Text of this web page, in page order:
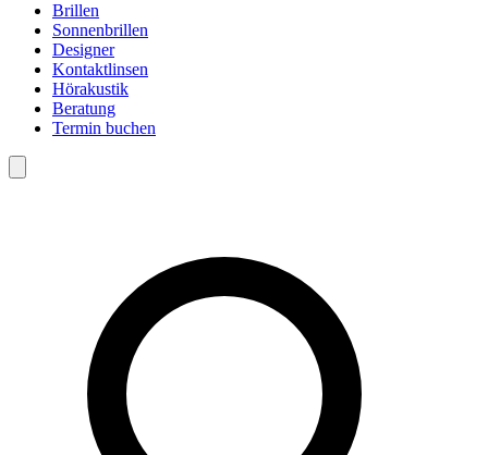
Brillen
Sonnenbrillen
Designer
Kontaktlinsen
Hörakustik
Beratung
Termin buchen